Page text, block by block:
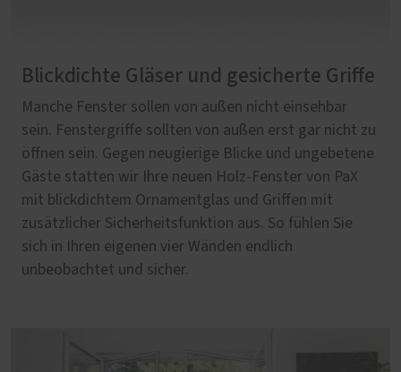
Blickdichte Gläser und gesicherte Griffe
Manche Fenster sollen von außen nicht einsehbar
sein. Fenstergriffe sollten von außen erst gar nicht zu
öffnen sein. Gegen neugierige Blicke und ungebetene
Gäste statten wir Ihre neuen Holz-Fenster von PaX
mit blickdichtem Ornamentglas und Griffen mit
zusätzlicher Sicherheitsfunktion aus. So fühlen Sie
sich in Ihren eigenen vier Wänden endlich
unbeobachtet und sicher.